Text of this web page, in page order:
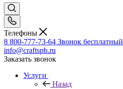
Телефоны
8 800-777-73-64 Звонок бесплатный
info@craftspb.ru
Заказать звонок
Услуги
Назад